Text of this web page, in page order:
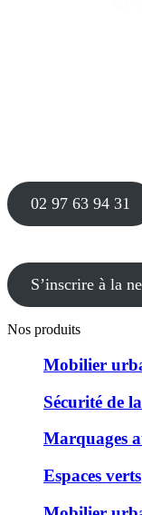
02 97 63 94 31
S’inscrire à la
Nos produits
Mobilier
Sécurité de
Marquages
Espaces verts